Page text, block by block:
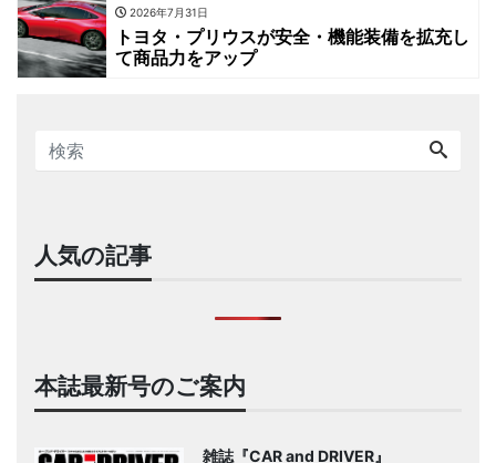
2026年7月31日
トヨタ・プリウスが安全・機能装備を拡充し
て商品力をアップ
人気の記事
本誌最新号のご案内
雑誌『CAR and DRIVER』